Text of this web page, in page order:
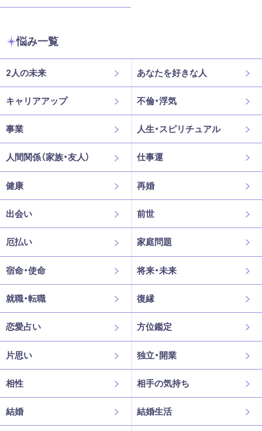
悩み一覧
2人の未来 あなたを好きな人
キャリアアップ 不倫・浮気
事業 人生・スピリチュアル
人間関係（家族・友人） 仕事運
健康 再婚
出会い 前世
厄払い 家庭問題
宿命・使命 将来・未来
就職・転職 復縁
恋愛占い 方位鑑定
片思い 独立・開業
相性 相手の気持ち
結婚 結婚生活